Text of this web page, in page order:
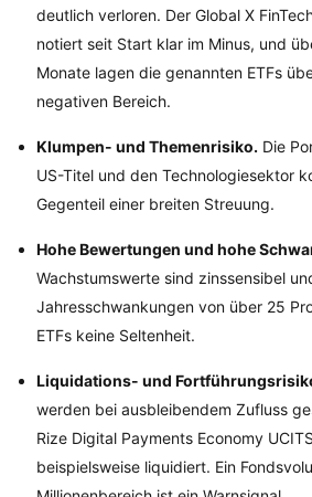
deutlich verloren. Der Global X
notiert seit Start klar im Minus, und
Monate lagen die genannten ETFs
negativen Bereich.
Klumpen- und Themenrisiko. Die
US-Titel und den Technologiesektor
Gegenteil einer breiten Streuung.
Hohe Bewertungen und hohe
Wachstumswerte sind zinssensibel
Jahresschwankungen von über 25
ETFs keine Seltenheit.
Liquidations- und
werden bei ausbleibendem Zufluss
Rize Digital Payments Economy
beispielsweise liquidiert. Ein